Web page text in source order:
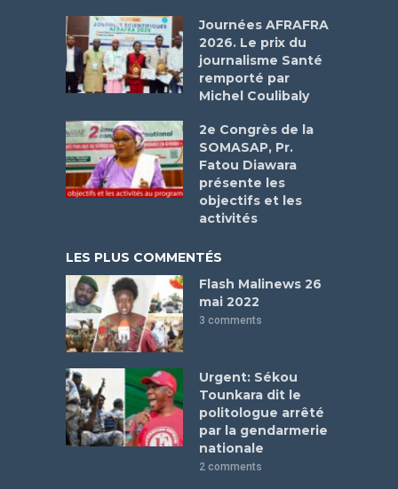
Journées AFRAFRA
2026. Le prix du
journalisme Santé
remporté par
Michel Coulibaly
2e Congrès de la
SOMASAP, Pr.
Fatou Diawara
présente les
objectifs et les
activités
LES PLUS COMMENTÉS
Flash Malinews 26
mai 2022
3 comments
Urgent: Sékou
Tounkara dit le
politologue arrêté
par la gendarmerie
nationale
2 comments